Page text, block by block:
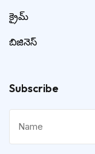
క్రైమ్
బిజినెస్
Subscribe